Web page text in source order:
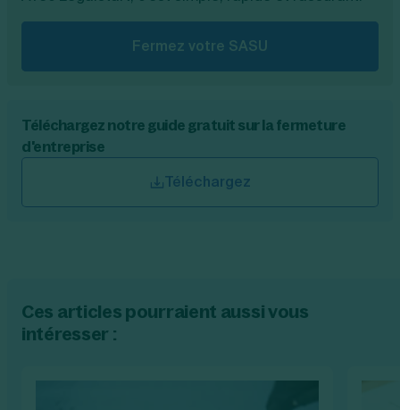
Fermez votre SASU
Téléchargez notre guide gratuit sur la fermeture
d'entreprise
Téléchargez
Ces articles pourraient aussi vous
intéresser :